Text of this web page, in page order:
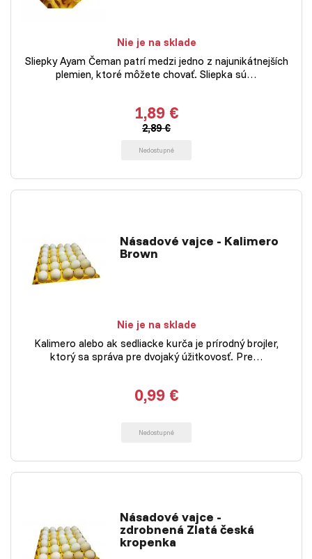
Nie je na sklade
Sliepky Ayam Čeman patrí medzi jedno z najunikátnejších
plemien, ktoré môžete chovať. Sliepka sú…
1,89 €
2,89 €
Nedostupné
Násadové vajce - Kalimero
Brown
Nie je na sklade
Kalimero alebo ak sedliacke kurča je prírodný brojler,
ktorý sa správa pre dvojaký úžitkovosť. Pre…
0,99 €
Nedostupné
Násadové vajce -
zdrobnená Zlatá česká
kropenka